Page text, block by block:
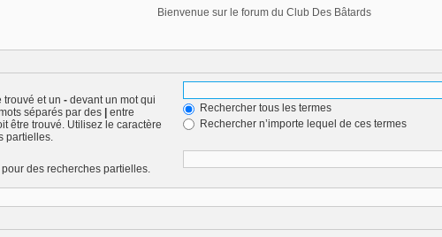
Bienvenue sur le forum du Club Des Bâtards
et un -devant un mot qui
séparés par des
entre
être trouvé. Utilisez le caractère
partielles.
Rechercher tous les termes
Rechercher n’importe lequel de ces termes
des recherches partielles.